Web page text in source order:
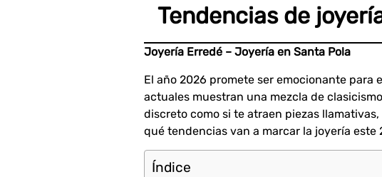
Tendencias de
Joyería Erredé – Joyería en Santa Pola
El año 2026 promete ser emocionante para
actuales muestran una mezcla de
discreto como si te atraen piezas
qué tendencias van a marcar la joyería
Índice